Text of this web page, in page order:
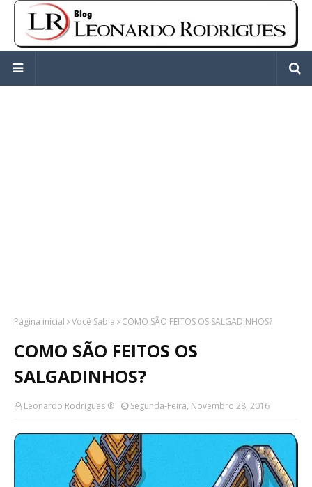
Página inicial Você Sabia COMO SÃO FEITOS OS SALGADINHOS?
COMO SÃO FEITOS OS
SALGADINHOS?
Leonardo Rodrigues ® Segunda-Feira, Novembro 28, 2016